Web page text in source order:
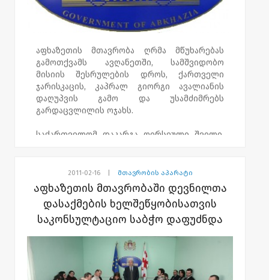
აფხაზეთის მთავრობა ღრმა მწუხარებას
გამოთქვამს ავღანეთში, სამშვიდობო
მისიის შესრულების დროს, ქართველი
ჯარისკაცის, კაპრალ გიორგი ავალიანის
დაღუპვის გამო და უსამძიმრებს
გარდაცვლილის ოჯახს.
საქართველომ დაკარგა ღირსეული შვილი,
ჯარისკაცებს, რომლებიც პირნათლად
ახორციელებენ სამშვიდობო მისიას
ავღანეთში, რაც არაერთხელ აღუნიშნავთ
საერთაშორისო არენაზე, სერიოზული
წვლილი შეაქვთ საერთაშორისო
2011-02-16| მთავრობის აპარატი
აფხაზეთის მთავრობაში დევნილთა
დასაქმების ხელშეწყობისათვის
საკონსულტაციო საბჭო დაფუძნდა